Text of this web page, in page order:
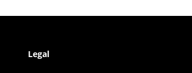
Legal